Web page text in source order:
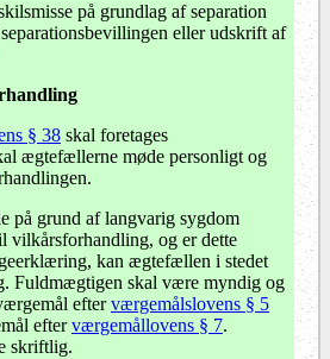
på grundlag af separation
eller udskrift af
§ 38 skal foretages
ægtefællerne møde personligt og
på grund af langvarig sygdom
vilkårsforhandling, og er dette
kan ægtefællen i stedet
Fuldmægtigen skal være myndig og
efterværgemålslovens § 5
efterværgemållovens § 7.
skriftlig.